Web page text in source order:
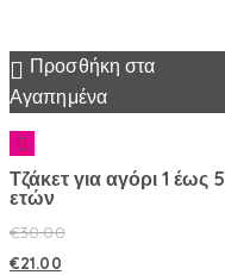
Προσθήκη στα
Αγαπημένα
Τζάκετ για αγόρι 1 έως 5
ετών
€30.00
€21.00